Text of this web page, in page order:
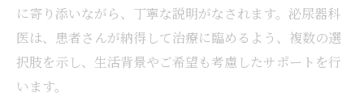
に寄り添いながら、丁寧な説明がなされます。泌尿器科
医は、患者さんが納得して治療に臨めるよう、複数の選
択肢を示し、生活背景やご希望も考慮したサポートを行
います。